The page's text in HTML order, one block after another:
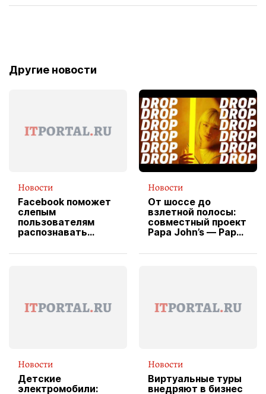
Другие новости
Новости
Facebook поможет
слепым
пользователям
распознавать
Новости
От шоссе до
взлетной полосы:
совместный проект
Papa John’s — Papa
вводит
Новости
Детские
электромобили:
Новости
Виртуальные туры
внедряют в бизнес